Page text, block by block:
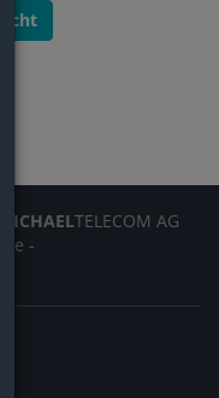
MICHAELTELECOM AG
-